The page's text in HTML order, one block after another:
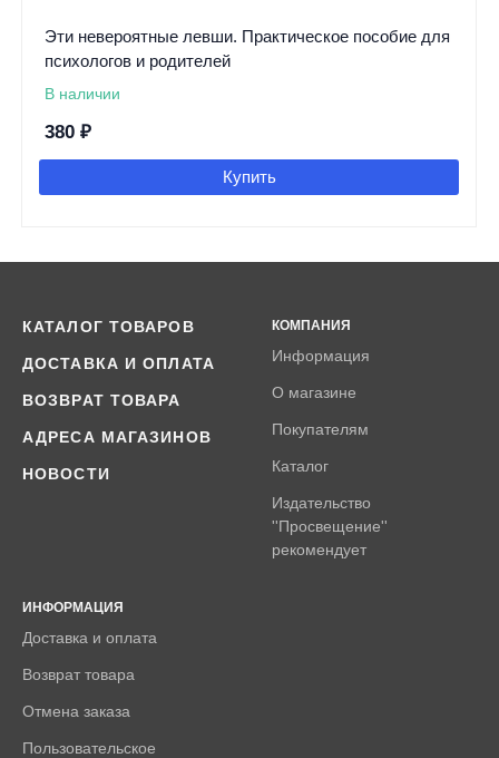
Эти невероятные левши. Практическое пособие для
психологов и родителей
В наличии
380 ₽
Купить
КАТАЛОГ ТОВАРОВ
ДОСТАВКА И ОПЛАТА
ВОЗВРАТ ТОВАРА
АДРЕСА МАГАЗИНОВ
НОВОСТИ
КОМПАНИЯ
Информация
О магазине
Покупателям
Каталог
Издательство
''Просвещение''
рекомендует
ИНФОРМАЦИЯ
Доставка и оплата
Возврат товара
Отмена заказа
Пользовательское